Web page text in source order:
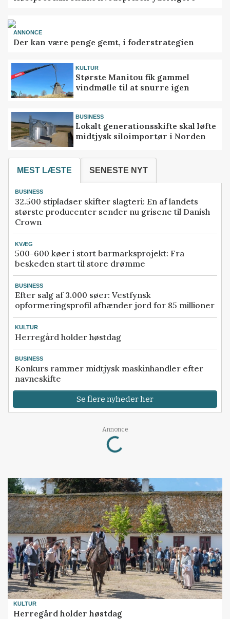
ANNONCE
Der kan være penge gemt, i foderstrategien
KULTUR
Største Manitou fik gammel
vindmølle til at snurre igen
BUSINESS
Lokalt generationsskifte skal løfte
midtjysk siloimportør i Norden
MEST LÆSTE SENESTE NYT
BUSINESS
32.500 stipladser skifter slagteri: En af landets
største producenter sender nu grisene til Danish
Crown
KVÆG
500-600 køer i stort barmarksprojekt: Fra
beskeden start til store drømme
BUSINESS
Efter salg af 3.000 søer: Vestfynsk
opformeringsprofil afhænder jord for 85 millioner
KULTUR
Herregård holder høstdag
BUSINESS
Konkurs rammer midtjysk maskinhandler efter
navneskifte
Se flere nyheder her
Annonce
Loading...
KULTUR
Herregård holder høstdag